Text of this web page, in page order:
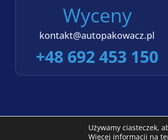
Wyceny
kontakt@autopakowacz.pl
+48 692 453 150
©2022-2026 Autopakowacz.pl
Używamy ciasteczek,
Więcej informacji na